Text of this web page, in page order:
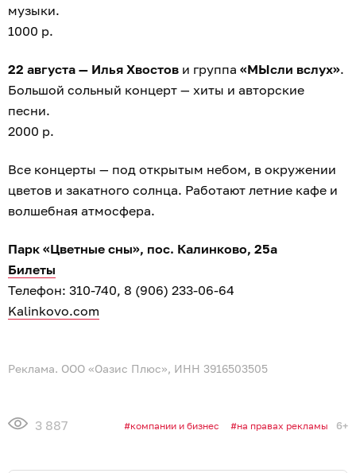
музыки.
1000 р.
22 августа — Илья Хвостов и группа «МЫсли вслух».
Большой сольный концерт — хиты и авторские
песни.
2000 р.
Все концерты — под открытым небом, в окружении
цветов и закатного солнца. Работают летние кафе и
волшебная атмосфера.
Парк «Цветные сны», пос. Калинково, 25а
Билеты
Телефон: 310-740, 8 (906) 233-06-64
Kalinkovo.com
Реклама. ООО «Оазис Плюс», ИНН 3916503505
3 887 компании и бизнес на правах рекламы 6+